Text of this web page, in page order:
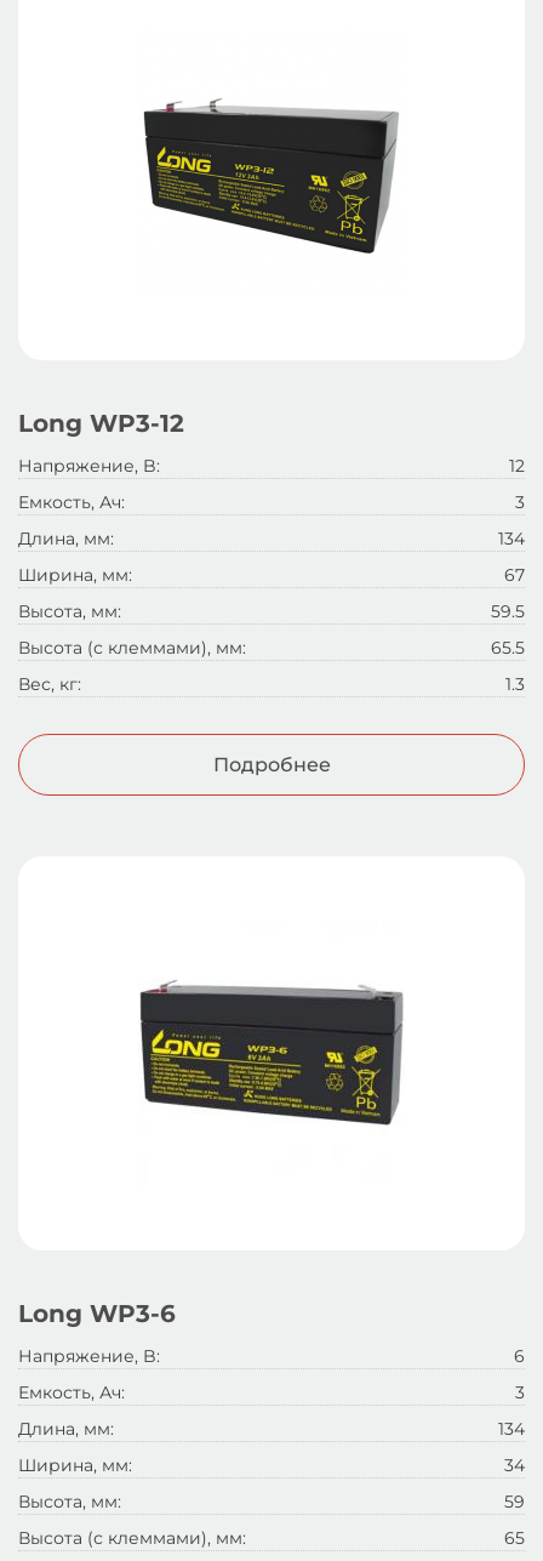
Long WP3-12
Напряжение, B:
12
Емкость, Ач:
3
Длина, мм:
134
Ширина, мм:
67
Высота, мм:
59.5
Высота (с клеммами), мм:
65.5
Вес, кг:
1.3
Подробнее
Long WP3-6
Напряжение, B:
6
Емкость, Ач:
3
Длина, мм:
134
Ширина, мм:
34
Высота, мм:
59
Высота (с клеммами), мм:
65